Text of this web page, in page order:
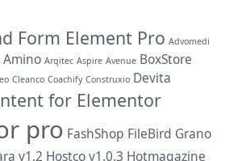
Form Element Pro Advomedi
Amino Arqitec Aspire Avenue BoxStore
Cleanco Coachify Construxio Devita
for Elementor
pro FashShop FileBird Grano
v1.2 Hostco v1.0.3 Hotmagazine